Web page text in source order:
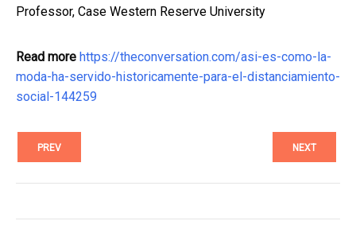
Professor, Case Western Reserve University
Read more https://theconversation.com/asi-es-como-la-
moda-ha-servido-historicamente-para-el-distanciamiento-
social-144259
PREV NEXT